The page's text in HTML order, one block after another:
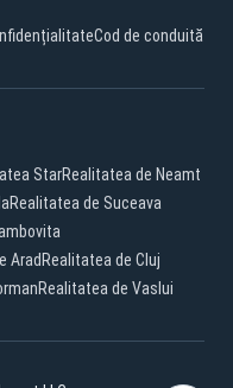
Cod de conduită
StarRealitatea de Neamt
Realitatea de Suceava
Arad Realitatea de Cluj
Realitatea de Vaslui